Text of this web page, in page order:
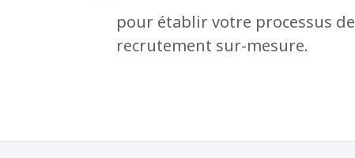
pour établir votre processus de
recrutement sur-mesure.